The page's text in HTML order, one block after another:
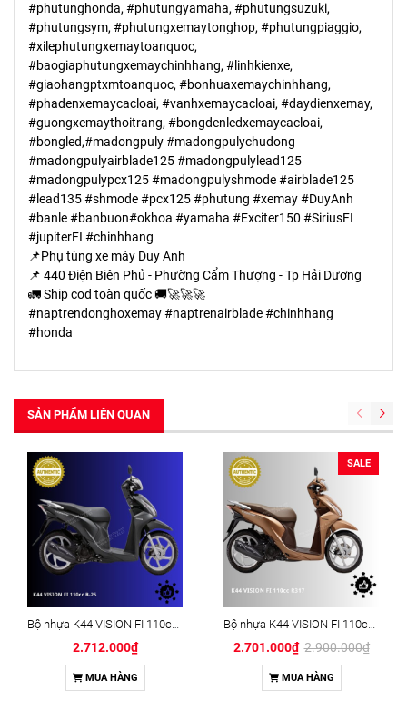
#phutunghonda, #phutungyamaha, #phutungsuzuki,
#phutungsym, #phutungxemaytonghop, #phutungpiaggio,
#xilephutungxemaytoanquoc,
#baogiaphutungxemaychinhhang, #linhkienxe,
#giaohangptxmtoanquoc, #bonhuaxemaychinhhang,
#phadenxemaycacloai, #vanhxemaycacloai, #daydienxemay,
#guongxemaythoitrang, #bongdenledxemaycacloai,
#bongled,#madongpuly #madongpulychudong
#madongpulyairblade125 #madongpulylead125
#madongpulypcx125 #madongpulyshmode #airblade125
#lead135 #shmode #pcx125 #phutung #xemay #DuyAnh
#banle #banbuon#okhoa #yamaha #Exciter150 #SiriusFI
#jupiterFI #chinhhang
📌Phụ tùng xe máy Duy Anh
📌 440 Điện Biên Phủ - Phường Cẩm Thượng - Tp Hải Dương
🚛 Ship cod toàn quốc 🚚🚀🚀🚀
#naptrendonghoxemay #naptrenairblade #chinhhang
#honda
SẢN PHẨM LIÊN QUAN
Bộ nhựa K44 VISION FI 110cc B-25 đen sần
2.712.000₫
MUA HÀNG
SALE
Bộ nhựa K44 VISION FI 110cc R317 Vàng đồng (21PC)
2.701.000₫2.900.000₫
MUA HÀNG